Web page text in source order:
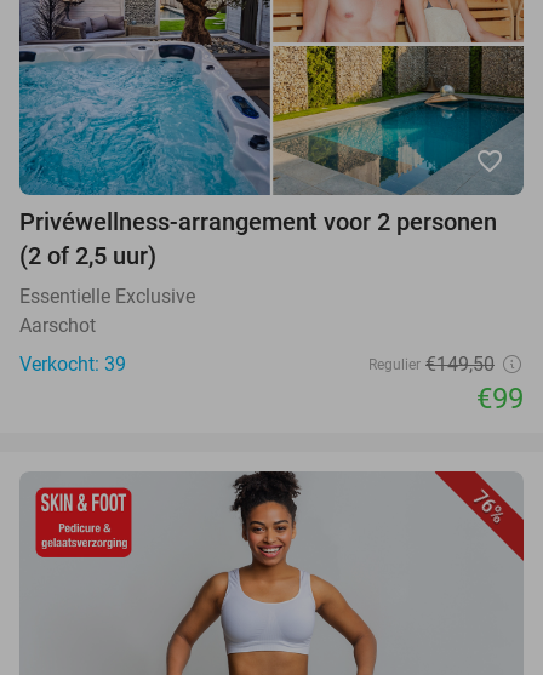
favorite_border
Privéwellness-arrangement voor 2 personen
(2 of 2,5 uur)
Essentielle Exclusive
Aarschot
Verkocht: 39
Regulier €149,50
€99
76%